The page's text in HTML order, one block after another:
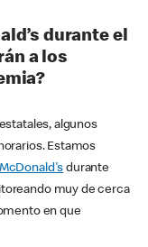
durante el
a los
algunos
Estamos
durante
muy de cerca
en que